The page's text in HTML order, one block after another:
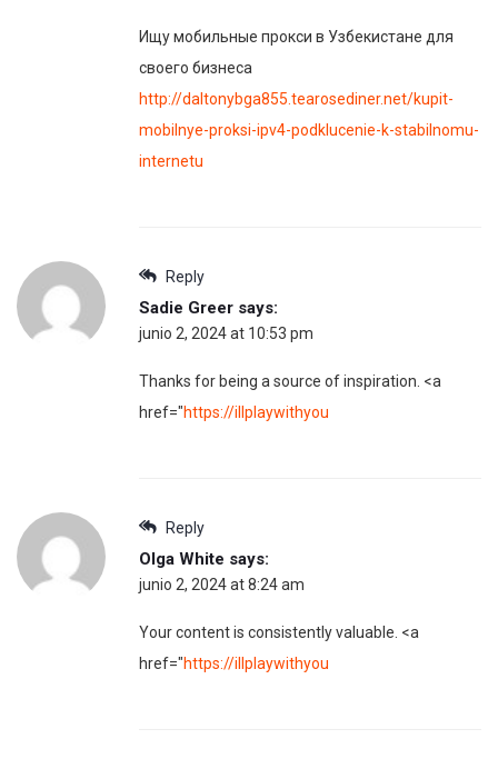
Ищу мобильные прокси в Узбекистане для
своего бизнеса
http://daltonybga855.tearosediner.net/kupit-
mobilnye-proksi-ipv4-podklucenie-k-stabilnomu-
internetu
Reply
Sadie Greer says:
junio 2, 2024 at 10:53 pm
Thanks for being a source of inspiration. <a
href="https://illplaywithyou
Reply
Olga White says:
junio 2, 2024 at 8:24 am
Your content is consistently valuable. <a
href="https://illplaywithyou